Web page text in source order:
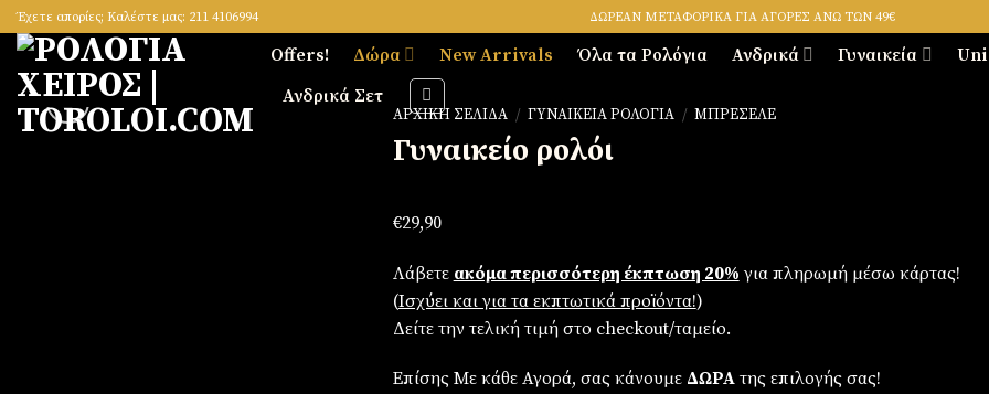
Skip
to
content
Έχετε απορίες; Καλέστε μας: 211 4106994 ΔΩΡΕΑΝ ΜΕΤΑΦΟΡΙΚΑ ΓΙΑ ΑΓΟΡΕΣ ΑΝΩ ΤΩΝ 49€
Offers! Δώρα New Arrivals Όλα τα Ρολόγια Ανδρικά Γυναικεία
Ανδρικά Σετ
ΑΡΧΙΚΉ ΣΕΛΊΔΑ / ΓΥΝΑΙΚΕΊΑ ΡΟΛΌΓΙΑ / ΜΠΡΕΣΕΛΈ
Γυναικείο ρολόι
€29,90
Λάβετε ακόμα περισσότερη έκπτωση 20% για πληρωμή μέσω κάρτας!
(Iσχύει και για τα εκπτωτικά προϊόντα!)
Δείτε την τελική τιμή στο checkout/ταμείο.
Επίσης Με κάθε Αγορά, σας κάνουμε ΔΩΡΑτης επιλογής σας!